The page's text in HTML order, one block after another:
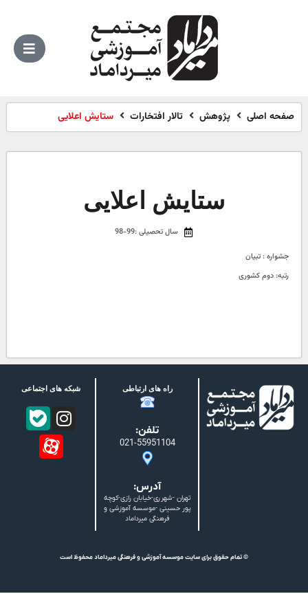
صفحه اصلی پژوهش تالار افتخارات ستایش اعلایی
ستایش اعلایی
سال تحصیلی :99-98
جشواره : تبیان
رتبه: دوم کشوری
راه های ارتباطی
تلفن:
021-55951104
آدرس:
تهران -شهرری-خیابان رازی-کوچه
پور حسینی -موسسه آموزشی و
فرهنگی میرداماد
شبکه های اجتماعی
© تمام حقوق برای سایت موسسه آموزشی و فرهنگی میرداماد محفوظ است